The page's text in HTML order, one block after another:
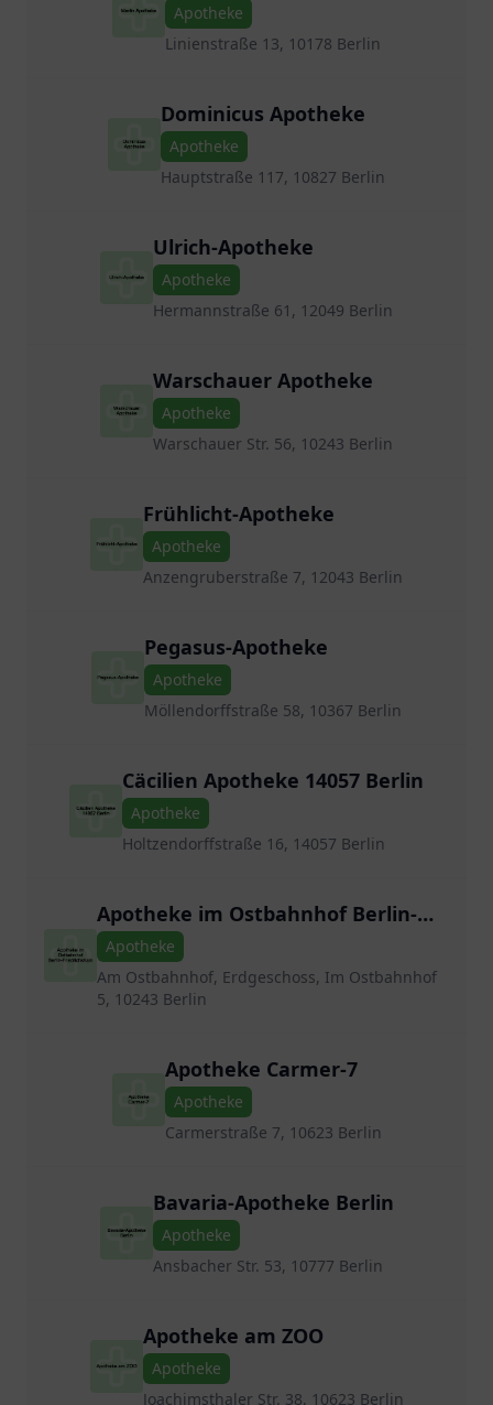
Apotheke
Linienstraße 13, 10178 Berlin
Dominicus Apotheke
Apotheke
Hauptstraße 117, 10827 Berlin
Ulrich-Apotheke
Apotheke
Hermannstraße 61, 12049 Berlin
Warschauer Apotheke
Apotheke
Warschauer Str. 56, 10243 Berlin
Frühlicht-Apotheke
Apotheke
Anzengruberstraße 7, 12043 Berlin
Pegasus-Apotheke
Apotheke
Möllendorffstraße 58, 10367 Berlin
Cäcilien Apotheke 14057 Berlin
Apotheke
Holtzendorffstraße 16, 14057 Berlin
Apotheke im Ostbahnhof Berlin-
Friedrichshain
Apotheke
Am Ostbahnhof, Erdgeschoss, Im Ostbahnhof
5, 10243 Berlin
Apotheke Carmer-7
Apotheke
Carmerstraße 7, 10623 Berlin
Bavaria-Apotheke Berlin
Apotheke
Ansbacher Str. 53, 10777 Berlin
Apotheke am ZOO
Apotheke
Joachimsthaler Str. 38, 10623 Berlin